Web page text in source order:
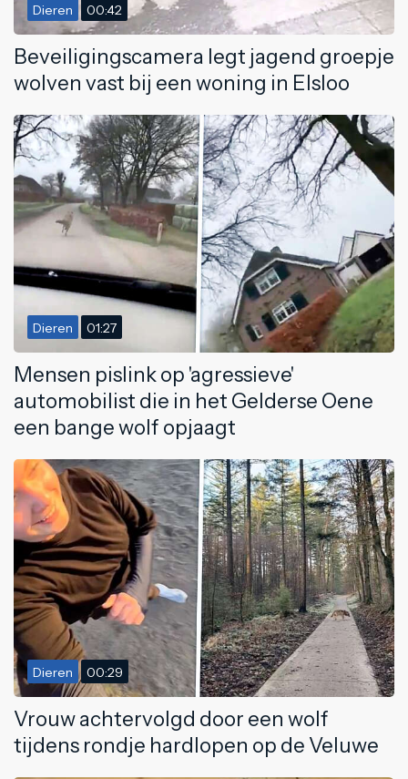
Dieren 00:42
Beveiligingscamera legt jagend groepje
wolven vast bij een woning in Elsloo
Dieren 01:27
Mensen pislink op 'agressieve'
automobilist die in het Gelderse Oene
een bange wolf opjaagt
Dieren 00:29
Vrouw achtervolgd door een wolf
tijdens rondje hardlopen op de Veluwe